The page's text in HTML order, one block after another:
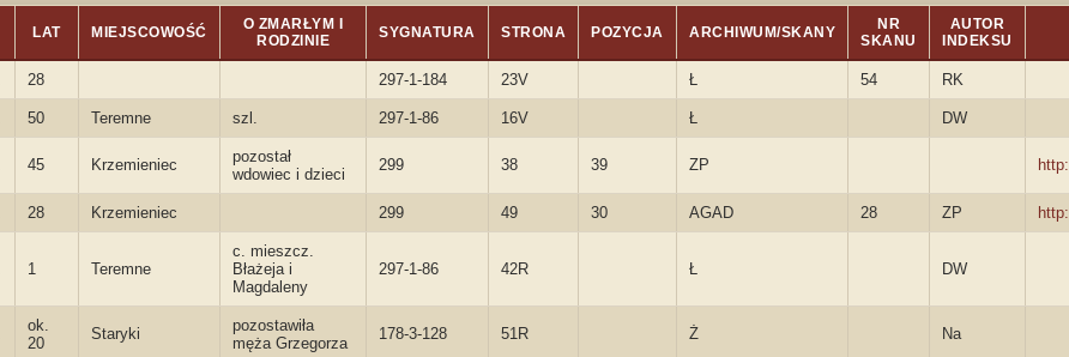
LAT MIEJSCOWOŚĆ
O ZMARŁYM I
RODZINIE
SYGNATURA STRONA POZYCJA ARCHIWUM/SKANY
NR
SKANU
AUTOR
INDEKSU
28 297-1-184 23V Ł 54 RK
50 Teremne szl. 297-1-86 16V Ł DW
45 Krzemieniec
pozostał
wdowiec i dzieci
299 38 39 ZP
28 Krzemieniec 299 49 30 AGAD 28 ZP
1 Teremne
c. mieszcz.
Błażeja i
Magdaleny
297-1-86 42R Ł DW
ok.
20
Staryki
pozostawiła
męża Grzegorza
178-3-128 51R Ż Na